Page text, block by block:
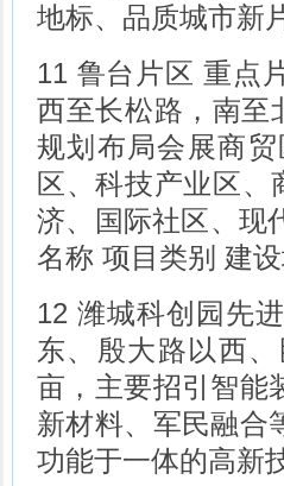
地标、品质城市新
11 鲁台片区 重点
西至长松路，南至
规划布局会展商
区、科技产业区、
济、国际社区、现
名称 项目类别 建
12 潍城科创园先
东、殷大路以西
亩，主要招引智能
新材料、军民融合
功能于一体的高新